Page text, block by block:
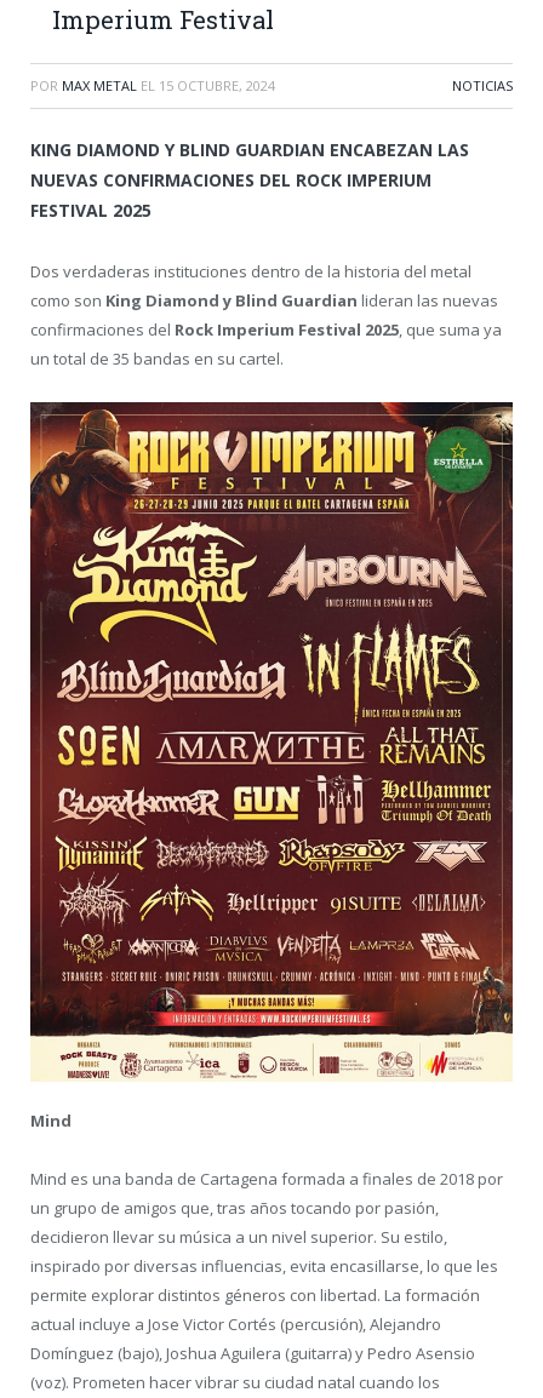
Imperium Festival
POR MAX METAL EL 15 OCTUBRE, 2024 NOTICIAS
KING DIAMOND Y BLIND GUARDIAN ENCABEZAN LAS
NUEVAS CONFIRMACIONES DEL ROCK IMPERIUM
FESTIVAL 2025
Dos verdaderas instituciones dentro de la historia del metal
como son King Diamond y Blind Guardian lideran las nuevas
confirmaciones del Rock Imperium Festival 2025, que suma ya
un total de 35 bandas en su cartel.
Mind
Mind es una banda de Cartagena formada a finales de 2018 por
un grupo de amigos que, tras años tocando por pasión,
decidieron llevar su música a un nivel superior. Su estilo,
inspirado por diversas influencias, evita encasillarse, lo que les
permite explorar distintos géneros con libertad. La formación
actual incluye a Jose Victor Cortés (percusión), Alejandro
Domínguez (bajo), Joshua Aguilera (guitarra) y Pedro Asensio
(voz). Prometen hacer vibrar su ciudad natal cuando los